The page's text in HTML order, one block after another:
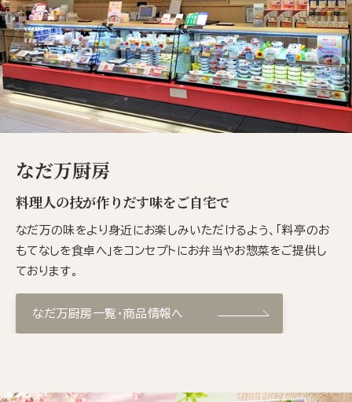
なだ万厨房
料理人の技が作りだす味をご自宅で
なだ万の味をより身近にお楽しみいただけるよう、「料亭のお
もてなしを食卓へ」をコンセプトにお弁当やお惣菜をご提供し
ております。
なだ万厨房一覧・商品情報へ